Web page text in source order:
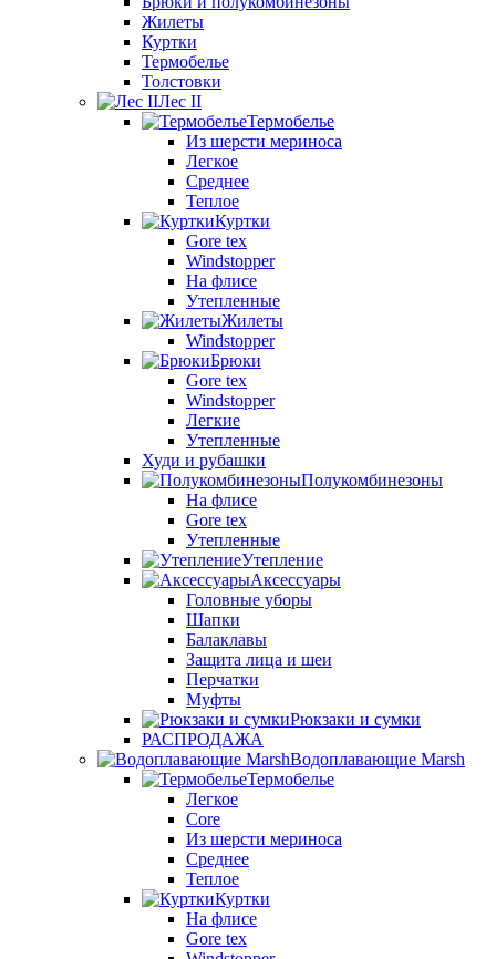
Жилеты
Куртки
Термобелье
Толстовки
Лес II
Термобелье
Из шерсти мериноса
Легкое
Среднее
Теплое
Куртки
Gore tex
Windstopper
На флисе
Утепленные
Жилеты
Windstopper
Брюки
Gore tex
Windstopper
Легкие
Утепленные
Худи и рубашки
Полукомбинезоны
На флисе
Gore tex
Утепленные
Утепление
Аксессуары
Головные уборы
Шапки
Балаклавы
Защита лица и шеи
Перчатки
Муфты
Рюкзаки и сумки
РАСПРОДАЖА
Водоплавающие Marsh
Термобелье
Легкое
Core
Из шерсти мериноса
Среднее
Теплое
Куртки
На флисе
Gore tex